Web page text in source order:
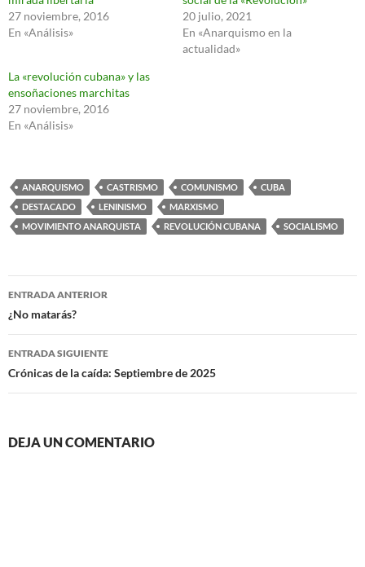
27 noviembre, 2016
En «Análisis»
20 julio, 2021
En «Anarquismo en la
actualidad»
La «revolución cubana» y las
ensoñaciones marchitas
27 noviembre, 2016
En «Análisis»
ANARQUISMO CASTRISMO COMUNISMO
CUBA
DESTACADO
LENINISMO
MARXISMO
MOVIMIENTO ANARQUISTA
REVOLUCIÓN CUBANA SOCIALISMO
Navegación
de
entradas
ENTRADA ANTERIOR
¿No matarás?
ENTRADA SIGUIENTE
Crónicas de la caída: Septiembre de 2025
DEJA UN COMENTARIO